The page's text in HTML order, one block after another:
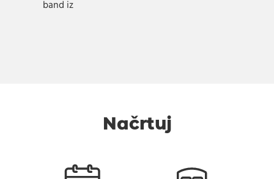
band iz
Načrtuj